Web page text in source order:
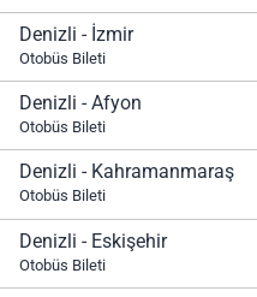
Denizli - İzmir
Otobüs Bileti
Denizli - Afyon
Otobüs Bileti
Denizli - Kahramanmaraş
Otobüs Bileti
Denizli - Eskişehir
Otobüs Bileti